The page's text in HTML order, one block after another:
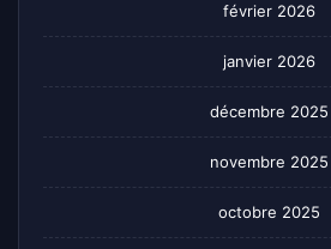
février 2026
janvier 2026
décembre 2025
novembre 2025
octobre 2025